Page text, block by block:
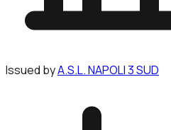
Issued byA.S.L. NAPOLI 3 SUD